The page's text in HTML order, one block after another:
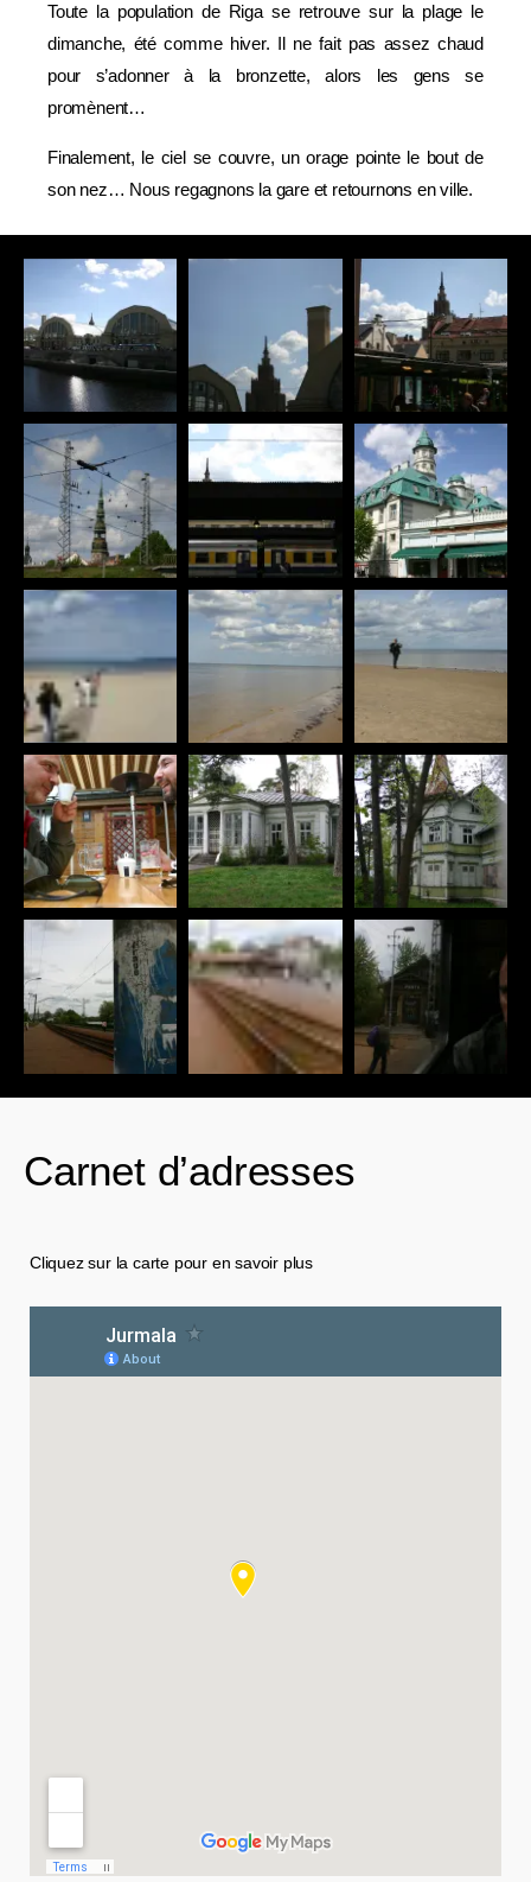
Toute la population de Riga se retrouve sur la plage le
dimanche, été comme hiver. Il ne fait pas assez chaud
pour s’adonner à la bronzette, alors les gens se
promènent…
Finalement, le ciel se couvre, un orage pointe le bout de
son nez… Nous regagnons la gare et retournons en ville.
Carnet d’adresses
Cliquez sur la carte pour en savoir plus